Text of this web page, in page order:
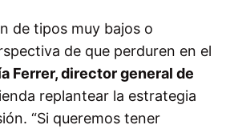
de tipos muy bajos o
de que perduren en el
Ferrer, director general de
replantear la estrategia
“Si queremos tener